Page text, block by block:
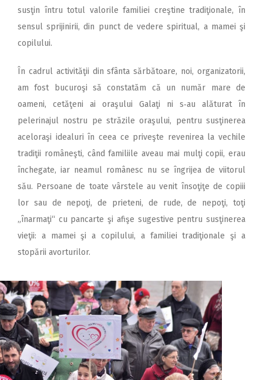
susţin întru totul valorile familiei creştine tradiţionale, în
sensul sprijinirii, din punct de vedere spiritual, a mamei şi
copilului.
În cadrul activităţii din sfânta sărbătoare, noi, organizatorii,
am fost bucuroşi să constatăm că un număr mare de
oameni, cetăţeni ai oraşului Galaţi ni s‑au alăturat în
pelerinajul nostru pe străzile oraşului, pentru susţinerea
aceloraşi idealuri în ceea ce priveşte revenirea la vechile
tradiţii româneşti, când familiile aveau mai mulţi copii, erau
închegate, iar neamul românesc nu se îngrijea de viitorul
său. Persoane de toate vârstele au venit însoţiţe de copiii
lor sau de nepoţi, de prieteni, de rude, de nepoţi, toţi
„înarmaţi“ cu pancarte şi afişe sugestive pentru susţinerea
vieţii: a mamei şi a copilului, a familiei tradiţionale şi a
stopării avorturilor.